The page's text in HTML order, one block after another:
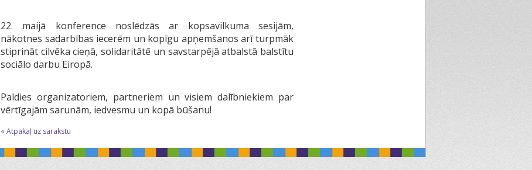
22. maijā konference noslēdzās ar kopsavilkuma sesijām,
nākotnes sadarbības iecerēm un kopīgu apņemšanos arī turpmāk
stiprināt cilvēka cieņā, solidaritātē un savstarpējā atbalstā balstītu
sociālo darbu Eiropā.
Paldies organizatoriem, partneriem un visiem dalībniekiem par
vērtīgajām sarunām, iedvesmu un kopā būšanu!
« Atpakaļ uz sarakstu